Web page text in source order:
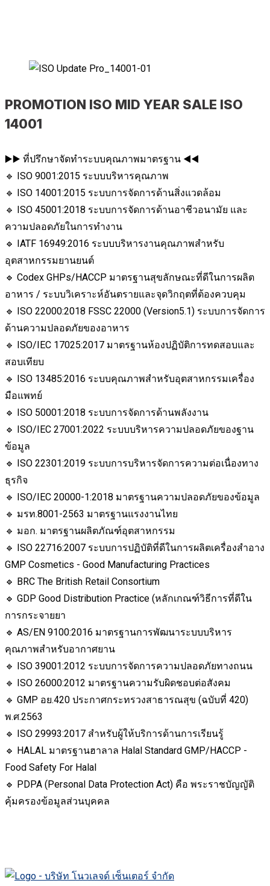
PROMOTION ISO MID YEAR SALE ISO
14001
▶️▶️ ที่ปรึกษาจัดทำระบบคุณภาพมาตรฐาน ◀️◀️
🔹 ISO 9001:2015 ระบบบริหารคุณภาพ
🔹 ISO 14001:2015 ระบบการจัดการด้านสิ่งแวดล้อม
🔹 ISO 45001:2018 ระบบการจัดการด้านอาชีวอนามัย และ
ความปลอดภัยในการทำงาน
🔹 IATF 16949:2016 ระบบบริหารงานคุณภาพสำหรับ
อุตสาหกรรมยานยนต์
🔹 Codex GHPs/HACCP มาตรฐานสุขลักษณะที่ดีในการผลิต
อาหาร / ระบบวิเคราะห์อันตรายและจุดวิกฤตที่ต้องควบคุม
🔹 ISO 22000:2018 FSSC 22000 (Version5.1) ระบบการจัดการ
ด้านความปลอดภัยของอาหาร
🔹 ISO/IEC 17025:2017 มาตรฐานห้องปฏิบัติการทดสอบและ
สอบเทียบ
🔹 ISO 13485:2016 ระบบคุณภาพสำหรับอุตสาหกรรมเครื่อง
มือแพทย์
🔹 ISO 50001:2018 ระบบการจัดการด้านพลังงาน
🔹 ISO/IEC 27001:2022 ระบบบริหารความปลอดภัยของฐาน
ข้อมูล
🔹 ISO 22301:2019 ระบบการบริหารจัดการความต่อเนื่องทาง
ธุรกิจ
🔹 ISO/IEC 20000-1:2018 มาตรฐานความปลอดภัยของข้อมูล
🔹 มรท.8001-2563 มาตรฐานแรงงานไทย
🔹 มอก. มาตรฐานผลิตภัณฑ์อุตสาหกรรม
🔹 ISO 22716:2007 ระบบการปฏิบัติที่ดีในการผลิตเครื่องสำอาง
GMP Cosmetics - Good Manufacturing Practices
🔹 BRC The British Retail Consortium
🔹 GDP Good Distribution Practice (หลักเกณฑ์วิธีการที่ดีใน
การกระจายยา
🔹 AS/EN 9100:2016 มาตรฐานการพัฒนาระบบบริหาร
คุณภาพสำหรับอากาศยาน
🔹 ISO 39001:2012 ระบบการจัดการความปลอดภัยทางถนน
🔹 ISO 26000:2012 มาตรฐานความรับผิดชอบต่อสังคม
🔹 GMP อย.420 ประกาศกระทรวงสาธารณสุข (ฉบับที่ 420)
พ.ศ.2563
🔹 ISO 29993:2017 สำหรับผู้ให้บริการด้านการเรียนรู้
🔹 HALAL มาตรฐานฮาลาล Halal Standard GMP/HACCP -
Food Safety For Halal
🔹 PDPA (Personal Data Protection Act) คือ พระราชบัญญัติ
คุ้มครองข้อมูลส่วนบุคคล